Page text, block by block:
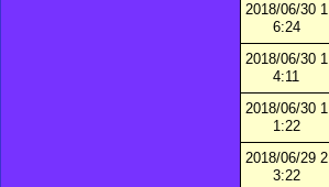
2018/06/30 1
6:24
2018/06/30 1
4:11
2018/06/30 1
1:22
2018/06/29 2
3:22